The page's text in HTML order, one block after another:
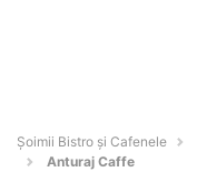
Șoimii Bistro și Cafenele
Anturaj Caffe